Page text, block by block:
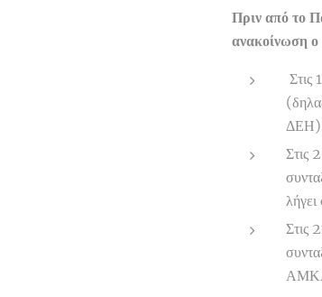
Πριν από το
ανακοίνωση
Στις
Στις
Στις